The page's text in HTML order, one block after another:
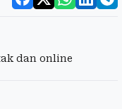
dan online